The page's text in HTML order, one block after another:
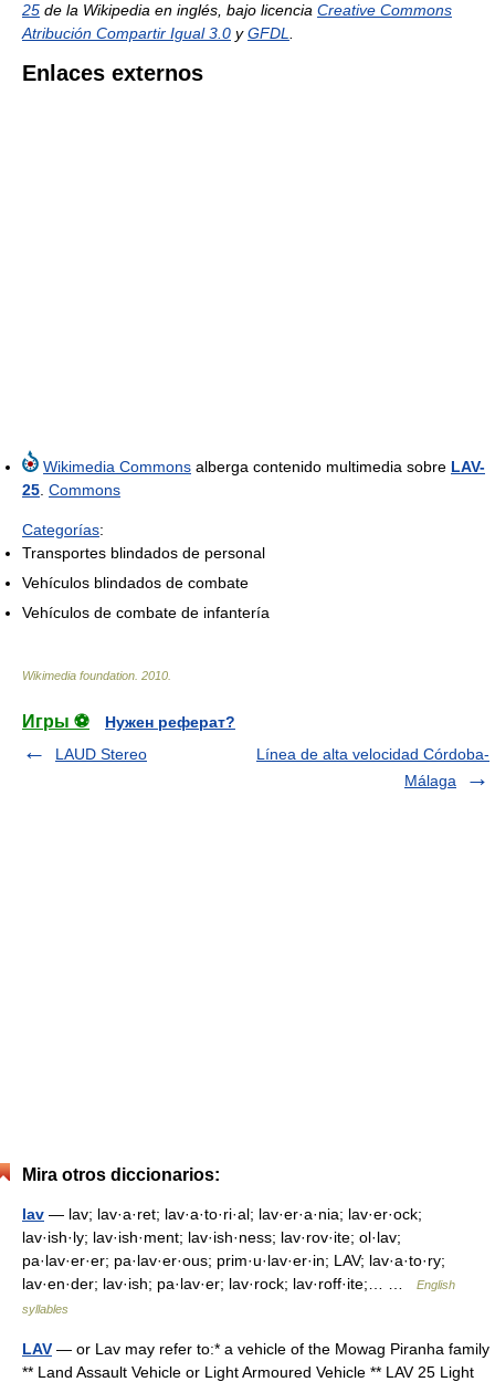
25 de la Wikipedia en inglés, bajo licencia Creative Commons
Atribución Compartir Igual 3.0 yGFDL
Enlaces externos
Wikimedia Commons alberga contenido multimedia sobre LAV-
25 Commons
Categorías:
Transportes blindados de personal
Vehículos blindados de combate
Vehículos de combate de infantería
Wikimedia foundation 2010
Игры ⚽
Нужен реферат?
LAUD Stereo
Línea de alta velocidad Córdoba-
Málaga
Mira otros diccionarios:
lav — lav; lav·a·ret; lav·a·to·ri·al; lav·er·a·nia; lav·er·ock;
lav·ish·ly; lav·ish·ment; lav·ish·ness; lav·rov·ite; ol·lav;
pa·lav·er·er; pa·lav·er·ous; prim·u·lav·er·in; LAV; lav·a·to·ry;
lav·en·der; lav·ish; pa·lav·er; lav·rock; lav·roff·ite;… …
English
syllables
LAV — or Lav may refer to:* a vehicle of the Mowag Piranha family
** Land Assault Vehicle or Light Armoured Vehicle ** LAV 25 Light